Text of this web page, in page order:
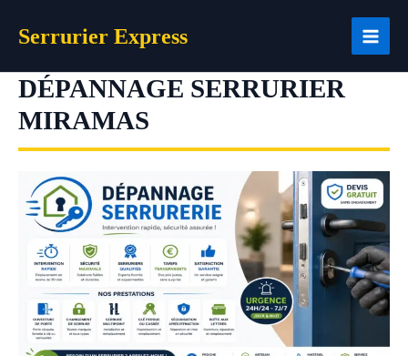
Serrurier Express
DÉPANNAGE SERRURIER
MIRAMAS